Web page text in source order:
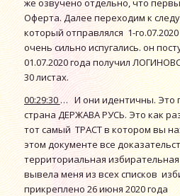
Оферта. Далее переходим к
который отправлялся 1-
очень сильно испугались. он
01.07.2020 года получил
30
00:29:30… И они идентичны. Это
страна ДЕРЖАВА РУСЬ. Это как
тот самый ТРАСТ в котором вы
этом документе все
территориальная избирательная
вывела меня из всех списков
прикреплено 26 июня 2020 года